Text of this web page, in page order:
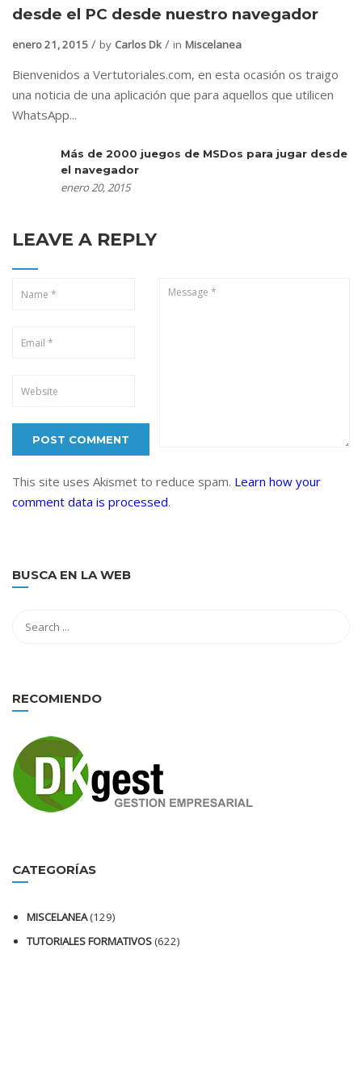
desde el PC desde nuestro navegador
enero 21, 2015 by Carlos Dk in Miscelanea
Bienvenidos a Vertutoriales.com, en esta ocasión os traigo
una noticia de una aplicación que para aquellos que utilicen
WhatsApp...
Más de 2000 juegos de MSDos para jugar desde
el navegador
enero 20, 2015
LEAVE A REPLY
This site uses Akismet to reduce spam. Learn how your
comment data is processed.
BUSCA EN LA WEB
RECOMIENDO
CATEGORÍAS
MISCELANEA(129)
TUTORIALES FORMATIVOS(622)